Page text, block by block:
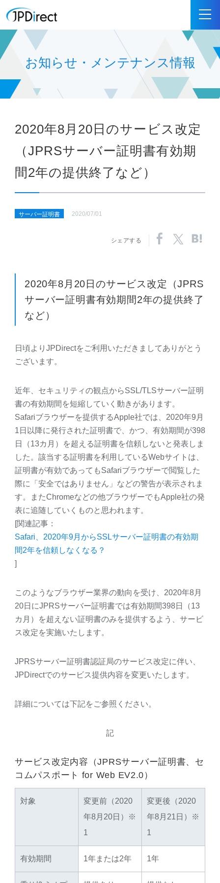
お知らせ・メンテナンス情報
2020年8月20日のサービス改定
（JPRSサーバー証明書有効期
間2年の提供終了など）
サーバー証明書 2020/07/01
シェアする
2020年8月20日のサービス改定（JPRS
サーバー証明書有効期間2年の提供終了
など）
日頃よりJPDirectをご利用いただきましてありがとう
ございます。
近年、セキュリティの観点からSSL/TLSサーバー証明
書の有効期間を短縮していく動きがあります。
Safariブラウザーを提供するApple社では、2020年9月
1日以降に発行された証明書で、かつ、有効期間が398
日（13カ月）を超える証明書を信頼しないと発表しま
した。該当する証明書を利用しているWebサイトは、
証明書が有効であってもSafariブラウザーで閲覧した
際に「安全ではありません」などの警告が表示されま
す。またChromeなどの他ブラウザーでもApple社の発
表に追随していくものと思われます。
[関連記事：
Safari、2020年9月からSSLサーバー証明書の有効期
間2年を信頼しなくなる？
]
このようなブラウザー業界の動向を受け、2020年8月
20日にJPRSサーバー証明書では有効期間398日（13
カ月）を超えない証明書のみを提供するよう、サービ
ス改定を実施いたします。
JPRSサーバー証明書認証局のサービス改定に伴い、
JPDirectでのサービス提供内容を変更いたします。
詳細については下記をご参照ください。
記
サービス改定内容（JPRSサーバー証明書、セ
コムパスポート for Web EV2.0）
対象
変更前（2020
年8月20日）※
1
変更後（2020
年8月21日）※
1
有効期間 1年または2年 1年